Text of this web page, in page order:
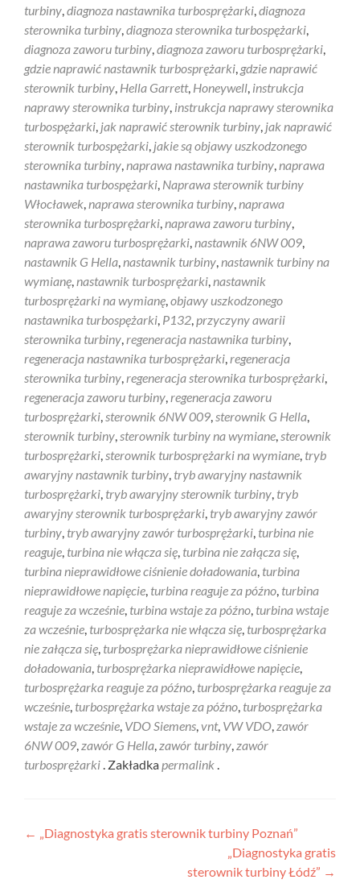
turbiny,diagnoza nastawnika turbosprężarki,diagnoza
sterownika turbiny,diagnoza sterownika turbospężarki,
diagnoza zaworu turbiny,diagnoza zaworu turbosprężarki,
gdzie naprawić nastawnik turbosprężarki, gdzie naprawić
sterownik turbiny, Hella Garrett, Honeywell, instrukcja
naprawy sterownika turbiny, instrukcja naprawy sterownika
turbospężarki, jak naprawić sterownik turbiny, jak naprawić
sterownik turbospężarki, jakie są objawy uszkodzonego
sterownika turbiny,naprawa nastawnika turbiny,naprawa
nastawnika turbospężarki, Naprawa sterownik turbiny
Włocławek,naprawa sterownika turbiny,naprawa
sterownika turbosprężarki,naprawa zaworu turbiny,
naprawa zaworu turbosprężarki,nastawnik 6NW 009,
nastawnik G Hella,nastawnik turbiny,nastawnik turbiny na
wymianę,nastawnik turbosprężarki,nastawnik
turbosprężarki na wymianę,objawy uszkodzonego
nastawnika turbospężarki, P132,przyczyny awarii
sterownika turbiny,regeneracja nastawnika turbiny,
regeneracja nastawnika turbosprężarki,regeneracja
sterownika turbiny,regeneracja sterownika turbosprężarki,
regeneracja zaworu turbiny,regeneracja zaworu
turbosprężarki,sterownik 6NW 009,sterownik G Hella,
sterownik turbiny,sterownik turbiny na wymiane,sterownik
turbosprężarki,sterownik turbosprężarki na wymiane, tryb
awaryjny nastawnik turbiny, tryb awaryjny nastawnik
turbosprężarki, tryb awaryjny sterownik turbiny, tryb
awaryjny sterownik turbosprężarki, tryb awaryjny zawór
turbiny, tryb awaryjny zawór turbosprężarki, turbina nie
reaguje, turbina nie włącza się, turbina nie załącza się,
turbina nieprawidłowe ciśnienie doładowania, turbina
nieprawidłowe napięcie, turbina reaguje za późno, turbina
reaguje za wcześnie, turbina wstaje za późno, turbina wstaje
za wcześnie, turbosprężarka nie włącza się, turbosprężarka
nie załącza się, turbosprężarka nieprawidłowe ciśnienie
doładowania, turbosprężarka nieprawidłowe napięcie,
turbosprężarka reaguje za późno, turbosprężarka reaguje za
wcześnie, turbosprężarka wstaje za późno, turbosprężarka
wstaje za wcześnie, VDO Siemens,vnt, VW VDO,zawór
6NW 009,zawór G Hella,zawór turbiny,zawór
turbosprężarki. Zakładkapermalink.
Nawigacja
← „Diagnostyka gratis sterownik turbiny Poznań”
„Diagnostyka gratis
sterownik turbiny Łódź” →